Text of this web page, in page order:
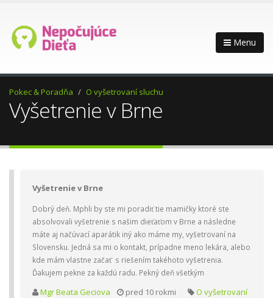
Menu
Pokec & Poradňa O vyšetrovaní sluchu
Vyšetrenie v Brne
Vyšetrenie v Brne
Dobrý deň. Mphli by ste mi poradiť tie mamičky ktoré ste
absolvovali vyšetrenie s našim dieťaťom v Brne a následne
máte aj načúvací aparátik iný ako máme my, vyšetrovaní na
Slovensku. Jedná sa mi o kontakt, prípadne meno lekára, alebo
kde mám vlastne začať s riešením takéhoto vyšetrenia.
Ďakujem pekne za každú radu. Pekný deň všetkým
Mgr Beata Geciova pred 10 rokmi
O vyšetrovaní